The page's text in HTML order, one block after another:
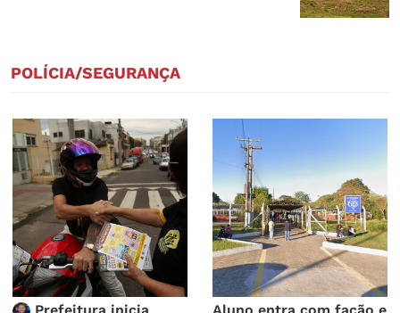
POLÍCIA/SEGURANÇA